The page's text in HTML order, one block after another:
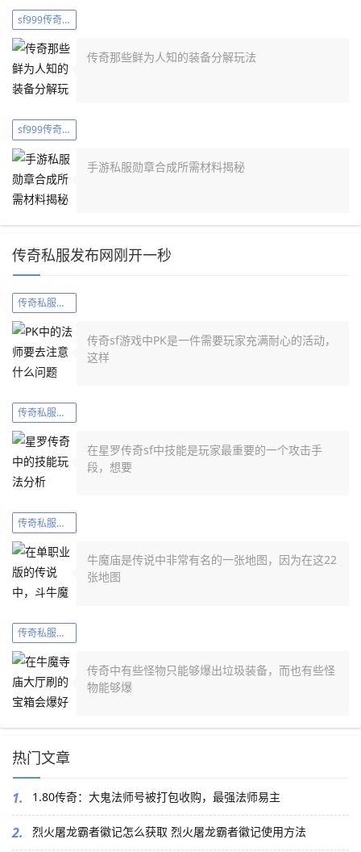
sf999传奇新服网列表
传奇那些鲜为人知的装备分解玩法
sf999传奇新服网列表
手游私服勋章合成所需材料揭秘
传奇私服发布网刚开一秒
传奇私服发布网刚开一秒
传奇sf游戏中PK是一件需要玩家充满耐心的活动，
这样
传奇私服发布网刚开一秒
在星罗传奇sf中技能是玩家最重要的一个攻击手
段，想要
传奇私服发布网刚开一秒
牛魔庙是传说中非常有名的一张地图，因为在这22
张地图
传奇私服发布网刚开一秒
传奇中有些怪物只能够爆出垃圾装备，而也有些怪
物能够爆
热门文章
1. 1.80传奇：大鬼法师号被打包收购，最强法师易主
2. 烈火屠龙霸者徽记怎么获取 烈火屠龙霸者徽记使用方法